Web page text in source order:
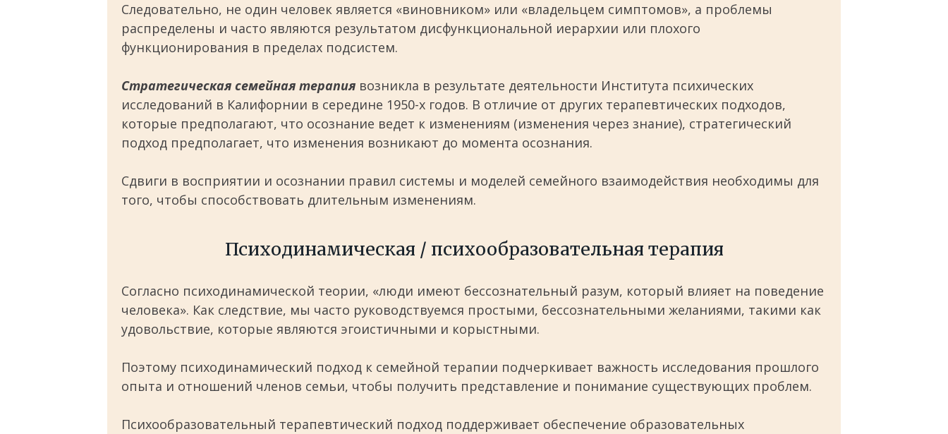
Следовательно, не один человек является «виновником» или «владельцем симптомов», а проблемы
распределены и часто являются результатом дисфункциональной иерархии или плохого
функционирования в пределах подсистем.
Стратегическая семейная терапия возникла в результате деятельности Института психических
исследований в Калифорнии в середине 1950-х годов. В отличие от других терапевтических подходов,
которые предполагают, что осознание ведет к изменениям (изменения через знание), стратегический
подход предполагает, что изменения возникают до момента осознания.
Сдвиги в восприятии и осознании правил системы и моделей семейного взаимодействия необходимы для
того, чтобы способствовать длительным изменениям.
Психодинамическая / психообразовательная терапия
Согласно психодинамической теории, «люди имеют бессознательный разум, который влияет на поведение
человека». Как следствие, мы часто руководствуемся простыми, бессознательными желаниями, такими как
удовольствие, которые являются эгоистичными и корыстными.
Поэтому психодинамический подход к семейной терапии подчеркивает важность исследования прошлого
опыта и отношений членов семьи, чтобы получить представление и понимание существующих проблем.
Психообразовательный терапевтический подход поддерживает обеспечение образовательных